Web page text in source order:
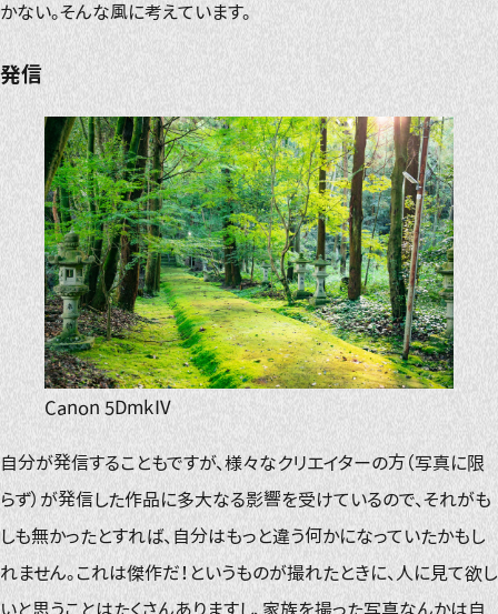
かない。そんな風に考えています。
発信
Canon 5DmkⅣ
自分が発信することもですが、様々なクリエイターの方（写真に限
らず）が発信した作品に多大なる影響を受けているので、それがも
しも無かったとすれば、自分はもっと違う何かになっていたかもし
れません。これは傑作だ！というものが撮れたときに、人に見て欲し
いと思うことはたくさんありますし、家族を撮った写真なんかは自